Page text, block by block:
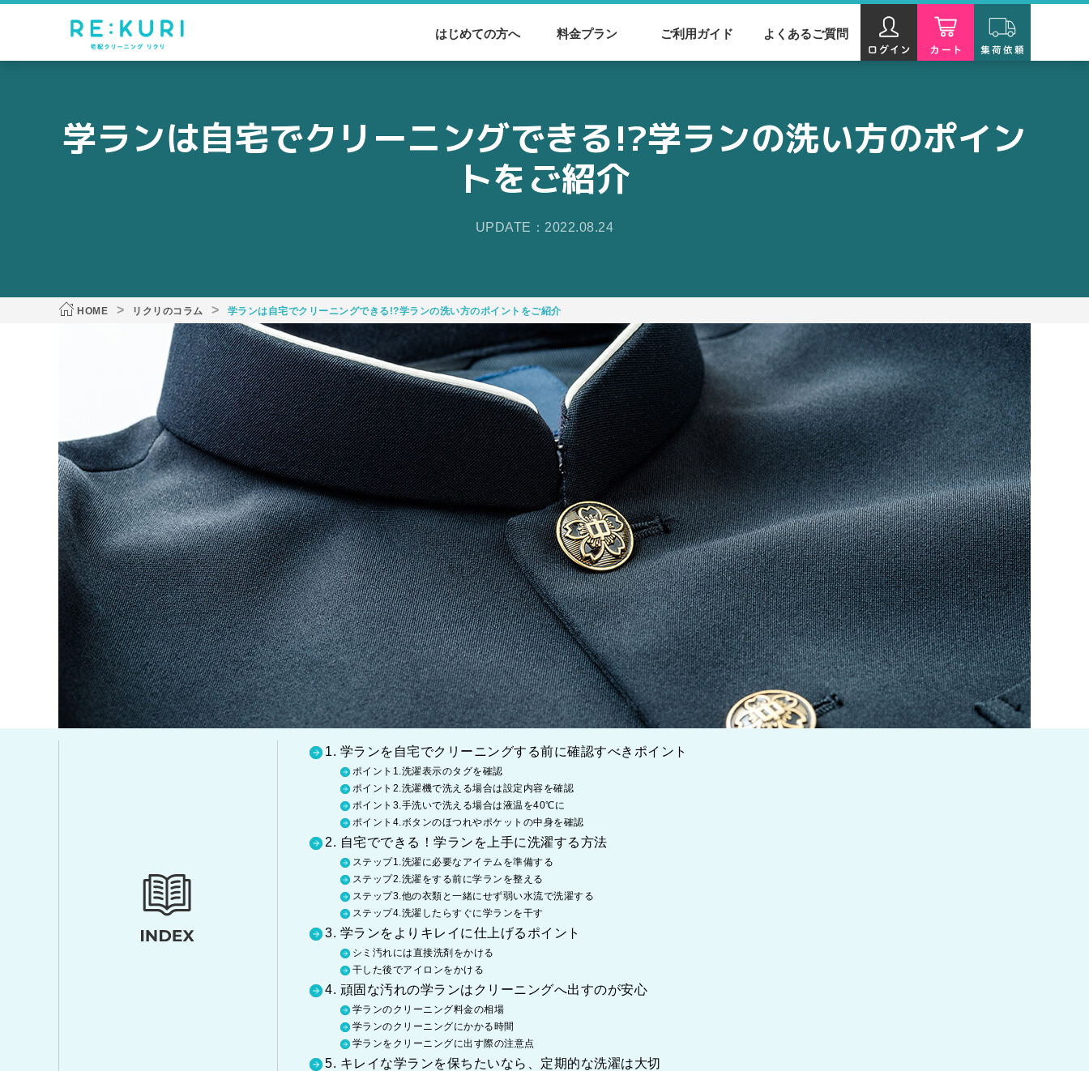
はじめての方へ 料金プラン ご利用ガイド よくあるご質問
学ランは自宅でクリーニングできる!?学ランの洗い方のポイン
トをご紹介
UPDATE：2022.08.24
HOME リクリのコラム 学ランは自宅でクリーニングできる!?学ランの洗い方のポイントをご紹介
1. 学ランを自宅でクリーニングする前に確認すべきポイント
ポイント1.洗濯表示のタグを確認
ポイント2.洗濯機で洗える場合は設定内容を確認
ポイント3.手洗いで洗える場合は液温を40℃に
ポイント4.ボタンのほつれやポケットの中身を確認
2. 自宅でできる！学ランを上手に洗濯する方法
ステップ1.洗濯に必要なアイテムを準備する
ステップ2.洗濯をする前に学ランを整える
ステップ3.他の衣類と一緒にせず弱い水流で洗濯する
ステップ4.洗濯したらすぐに学ランを干す
3. 学ランをよりキレイに仕上げるポイント
シミ汚れには直接洗剤をかける
干した後でアイロンをかける
4. 頑固な汚れの学ランはクリーニングへ出すのが安心
学ランのクリーニング料金の相場
学ランのクリーニングにかかる時間
学ランをクリーニングに出す際の注意点
5. キレイな学ランを保ちたいなら、定期的な洗濯は大切